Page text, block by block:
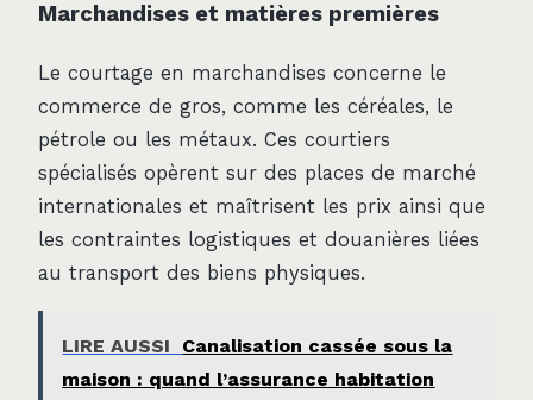
Marchandises et matières premières
Le courtage en marchandises concerne le
commerce de gros, comme les céréales, le
pétrole ou les métaux. Ces courtiers
spécialisés opèrent sur des places de marché
internationales et maîtrisent les prix ainsi que
les contraintes logistiques et douanières liées
au transport des biens physiques.
LIRE AUSSI
Canalisation cassée sous la
maison : quand l’assurance habitation